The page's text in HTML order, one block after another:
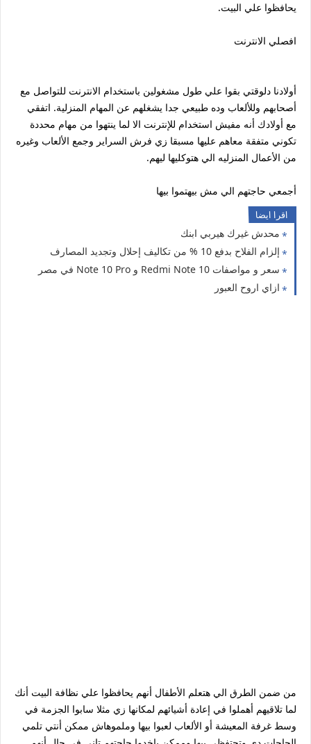
يحافظوا علي البيت.
افصلي الانترنت
أولادنا دلوقتي بقوا علي طول مشغولين باستخدام الانترنت للتواصل مع
أصحابهم وللألعاب وده طبيعي جدا يشغلهم عن المهام المنزلية. اتفقي
مع أولادك أنه مفيش استخدام للإنترنت الا لما ينتهوا من مهام محددة
تكوني متفقة معاهم عليها مسبقا زي فرش السراير وجمع الألعاب وغيره
من الأعمال المنزليه الي هتوكليها ليهم.
أجمعي حاجتهم الي مش بيهتموا بيها
اقرا ايضا
محدش غيرك هيربي ابنك
إلزام الفلاح بدفع 10 % من تكاليف إحلال وتجديد المصارف
سعر و مواصفات Redmi Note 10 و Note 10 Pro في مصر
ازاي اروح العبور
من ضمن الطرق الي هتعلم الأطفال أنهم يحافظوا علي نظافة البيت أنك
لما تلاقيهم أهملوا في إعادة أشيائهم لمكانها زي مثلا سابوا الجزمة في
وسط غرفة المعيشة أو الألعاب لعبوا بيها وملموهاش ممكن أنتي تلمي